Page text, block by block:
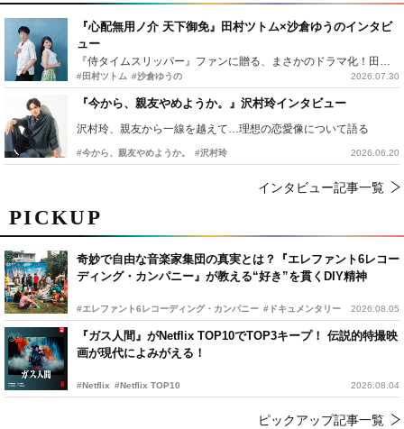
PICKUP
奇妙で自由な音楽家集団の真実とは？『エレファント6レコー
ディング・カンパニー』が教える“好き”を貫くDIY精神
#エレファント6レコーディング・カンパニー #ドキュメンタリー 2026.08.05
『ガス人間』がNetflix TOP10でTOP3キープ！ 伝説的特撮映
画が現代によみがえる！
#Netflix #Netflix TOP10 2026.08.04
ピックアップ記事一覧
『心配無用ノ介 天下御免』田村ツトム×沙倉ゆうのインタビ
ュー
#田村ツトム #沙倉ゆうの 2026.07.30
『今から、親友やめようか。』沢村玲インタビュー
沢村玲、親友から一線を越えて…理想の恋愛像について語る
#今から、親友やめようか。 #沢村玲 2026.06.20
インタビュー記事一覧